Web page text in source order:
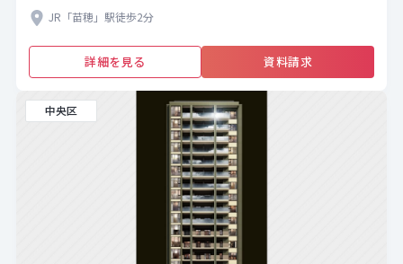
JR「苗穂」駅徒歩2分
詳細を見る 資料請求
中央区